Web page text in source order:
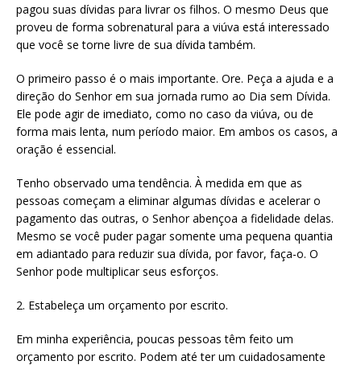
pagou suas dívidas para livrar os filhos. O mesmo Deus que
proveu de forma sobrenatural para a viúva está interessado
que você se torne livre de sua dívida também.
O primeiro passo é o mais importante. Ore. Peça a ajuda e a
direção do Senhor em sua jornada rumo ao Dia sem Dívida.
Ele pode agir de imediato, como no caso da viúva, ou de
forma mais lenta, num período maior. Em ambos os casos, a
oração é essencial.
Tenho observado uma tendência. À medida em que as
pessoas começam a eliminar algumas dívidas e acelerar o
pagamento das outras, o Senhor abençoa a fidelidade delas.
Mesmo se você puder pagar somente uma pequena quantia
em adiantado para reduzir sua dívida, por favor, faça-o. O
Senhor pode multiplicar seus esforços.
2. Estabeleça um orçamento por escrito.
Em minha experiência, poucas pessoas têm feito um
orçamento por escrito. Podem até ter um cuidadosamente